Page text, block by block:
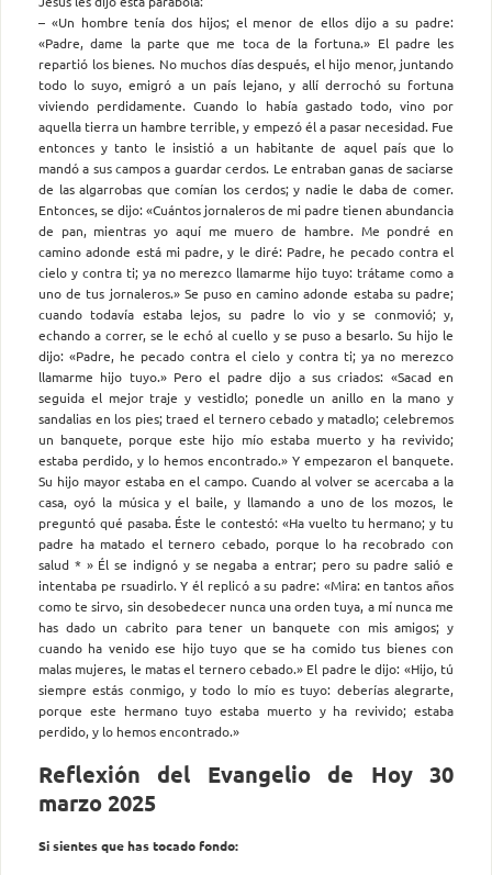
– «Un hombre tenía dos hijos; el menor de ellos dijo a su padre:
«Padre, dame la parte que me toca de la fortuna.» El padre les
repartió los bienes. No muchos días después, el hijo menor, juntando
todo lo suyo, emigró a un país lejano, y allí derrochó su fortuna
viviendo perdidamente. Cuando lo había gastado todo, vino por
aquella tierra un hambre terrible, y empezó él a pasar necesidad. Fue
entonces y tanto le insistió a un habitante de aquel país que lo
mandó a sus campos a guardar cerdos. Le entraban ganas de saciarse
de las algarrobas que comían los cerdos; y nadie le daba de comer.
Entonces, se dijo: «Cuántos jornaleros de mi padre tienen abundancia
de pan, mientras yo aquí me muero de hambre. Me pondré en
camino adonde está mi padre, y le diré: Padre, he pecado contra el
cielo y contra ti; ya no merezco llamarme hijo tuyo: trátame como a
uno de tus jornaleros.» Se puso en camino adonde estaba su padre;
cuando todavía estaba lejos, su padre lo vio y se conmovió; y,
echando a correr, se le echó al cuello y se puso a besarlo. Su hijo le
dijo: «Padre, he pecado contra el cielo y contra ti; ya no merezco
llamarme hijo tuyo.» Pero el padre dijo a sus criados: «Sacad en
seguida el mejor traje y vestidlo; ponedle un anillo en la mano y
sandalias en los pies; traed el ternero cebado y matadlo; celebremos
un banquete, porque este hijo mío estaba muerto y ha revivido;
estaba perdido, y lo hemos encontrado.» Y empezaron el banquete.
Su hijo mayor estaba en el campo. Cuando al volver se acercaba a la
casa, oyó la música y el baile, y llamando a uno de los mozos, le
preguntó qué pasaba. Éste le contestó: «Ha vuelto tu hermano; y tu
padre ha matado el ternero cebado, porque lo ha recobrado con
salud * » Él se indignó y se negaba a entrar; pero su padre salió e
intentaba pe rsuadirlo. Y él replicó a su padre: «Mira: en tantos años
como te sirvo, sin desobedecer nunca una orden tuya, a mí nunca me
has dado un cabrito para tener un banquete con mis amigos; y
cuando ha venido ese hijo tuyo que se ha comido tus bienes con
malas mujeres, le matas el ternero cebado.» El padre le dijo: «Hijo, tú
siempre estás conmigo, y todo lo mío es tuyo: deberías alegrarte,
porque este hermano tuyo estaba muerto y ha revivido; estaba
perdido, y lo hemos encontrado.»
Reflexión del Evangelio de Hoy 30
marzo 2025
Si sientes que has tocado fondo: